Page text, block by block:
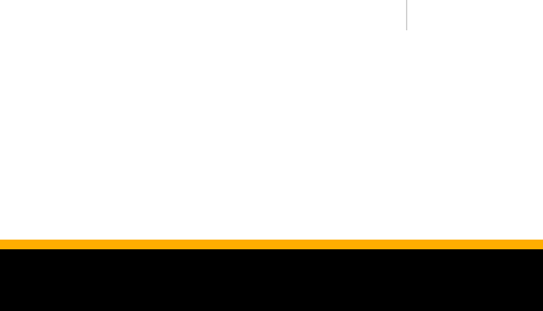
辽宁省营口市站前区市府路与渤海大街交叉口腕表